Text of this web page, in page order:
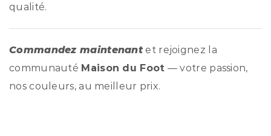
qualité.
Commandez maintenant et rejoignez la
communauté Maison du Foot — votre passion,
nos couleurs, au meilleur prix.